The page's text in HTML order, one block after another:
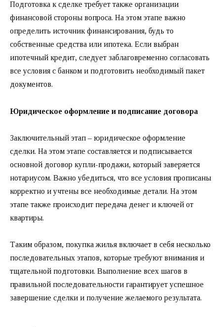
Подготовка к сделке требует также организации
финансовой стороны вопроса. На этом этапе важно
определить источник финансирования, будь то
собственные средства или ипотека. Если выбран
ипотечный кредит, следует заблаговременно согласовать
все условия с банком и подготовить необходимый пакет
документов.
Юридическое оформление и подписание договора
Заключительный этап – юридическое оформление
сделки. На этом этапе составляется и подписывается
основной договор купли-продажи, который заверяется
нотариусом. Важно убедиться, что все условия прописаны
корректно и учтены все необходимые детали. На этом
этапе также происходит передача денег и ключей от
квартиры.
Таким образом, покупка жилья включает в себя несколько
последовательных этапов, которые требуют внимания и
тщательной подготовки. Выполнение всех шагов в
правильной последовательности гарантирует успешное
завершение сделки и получение желаемого результата.